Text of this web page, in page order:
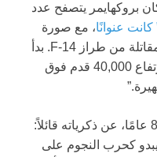
عام 1983 عندما كان بروكهايمر يتصفح عدد
عنوانًا، مع صورة
كبيرة من داخل قمرة قيادة طائرة مقاتلة من طراز F-14. بدأ
المقال: “عند سرعة ماك 2 وعلى ارتفاع 40,000 قدم فوق
يعرب بروكهايمر، البالغ من العمر 82 عامًا، عن ذكرياته قائلاً:
كحرب النجوم على